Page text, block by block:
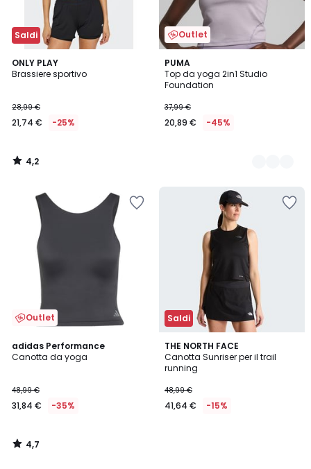
Saldi
ONLY PLAY
Brassiere sportivo
28,99 €
21,74 € -25%
4,2
/ 5
4,2
/
Outlet
PUMA
Top da yoga 2in1 Studio
Foundation
37,99 €
20,89 € -45%
2
Colori
Outlet
adidas Performance
Canotta da yoga
48,99 €
31,84 € -35%
4,7
/ 5
4,7
/
Saldi
THE NORTH FACE
Canotta Sunriser per il trail
running
48,99 €
41,64 € -15%